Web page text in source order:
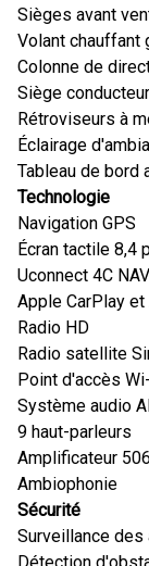
Sièges avant
Volant chauffant
Colonne de
Siège
Rétroviseurs à
Éclairage
Tableau de bord
Technologie
Navigation GPS
Écran tactile 8,4
Uconnect 4C NAV
Apple CarPlay
Radio HD
Radio satellite
Point d'accès
Système audio
9 haut-parleurs
Amplificateur
Ambiophonie
Sécurité
Surveillance